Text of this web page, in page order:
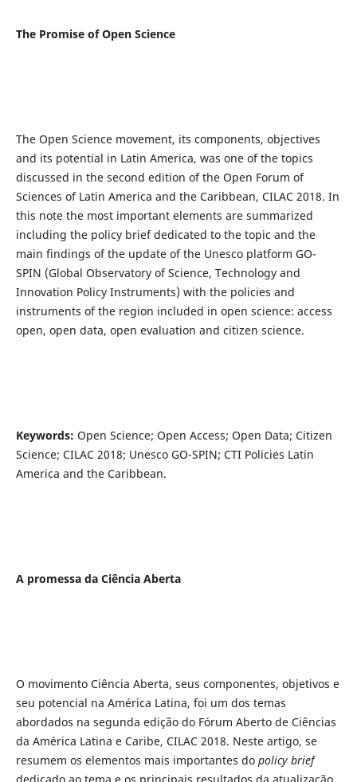
The Promise of Open Science
The Open Science movement, its components, objectives
and its potential in Latin America, was one of the topics
discussed in the second edition of the Open Forum of
Sciences of Latin America and the Caribbean, CILAC 2018. In
this note the most important elements are summarized
including the policy brief dedicated to the topic and the
main findings of the update of the Unesco platform GO-
SPIN (Global Observatory of Science, Technology and
Innovation Policy Instruments) with the policies and
instruments of the region included in open science: access
open, open data, open evaluation and citizen science.
Keywords: Open Science; Open Access; Open Data; Citizen
Science; CILAC 2018; Unesco GO-SPIN; CTI Policies Latin
America and the Caribbean.
A promessa da Ciência Aberta
O movimento Ciência Aberta, seus componentes, objetivos e
seu potencial na América Latina, foi um dos temas
abordados na segunda edição do Fórum Aberto de Ciências
da América Latina e Caribe, CILAC 2018. Neste artigo, se
resumem os elementos mais importantes do policy brief